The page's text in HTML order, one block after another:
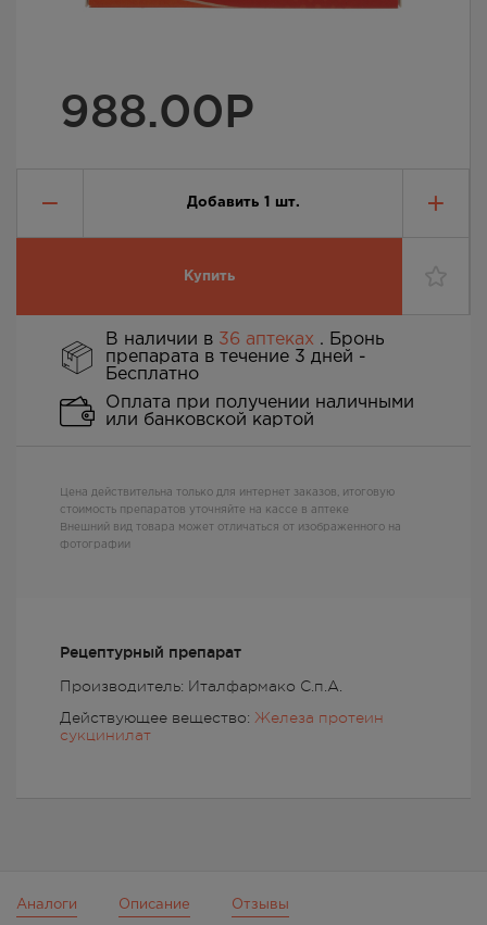
988.00Р
Добавить 1 шт.
Купить
Рецептурный препарат
Производитель: Италфармако С.п.А.
Действующее вещество: Железа протеин
сукцинилат
В наличии в 36 аптеках . Бронь
препарата в течение 3 дней -
Бесплатно
Оплата при получении наличными
или банковской картой
Цена действительна только для интернет заказов, итоговую
стоимость препаратов уточняйте на кассе в аптеке
Внешний вид товара может отличаться от изображенного на
фотографии
Аналоги Описание Отзывы